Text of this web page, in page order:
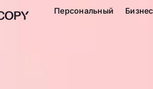
Персональный Бизнес